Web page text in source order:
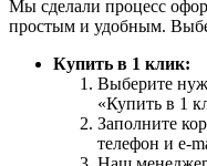
Мы сделали процесс
простым и удобным.
Купить в 1 клик:
Выберите
«Купить в 1
Заполните
телефон и e-